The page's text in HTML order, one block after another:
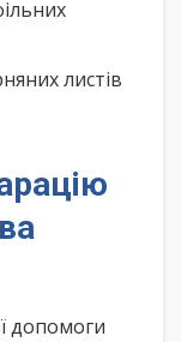
листів
допомоги